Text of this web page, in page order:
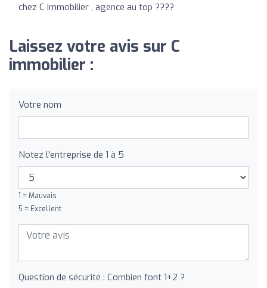
chez C immobilier , agence au top ????
Laissez votre avis sur C
immobilier :
Votre nom
Notez l'entreprise de 1 à 5
1 = Mauvais
5 = Excellent
Question de sécurité : Combien font 1+2 ?